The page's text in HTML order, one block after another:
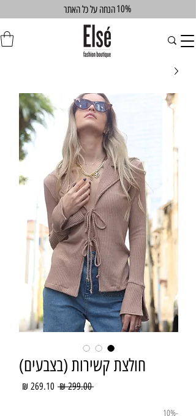
הנחה על כל האתר10%
חולצת קשירות (בצבעים)
‏299.00 ‏₪
מחיר
-10%